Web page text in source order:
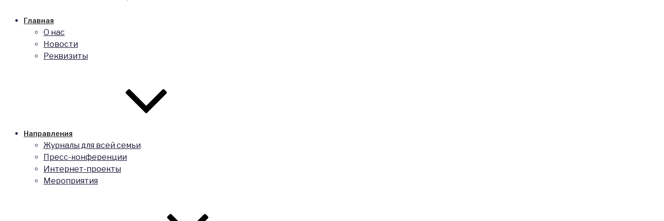
Главная
О нас
Новости
Реквизиты
Направления
Журналы для всей семьи
Пресс-конференции
Интернет-проекты
Мероприятия